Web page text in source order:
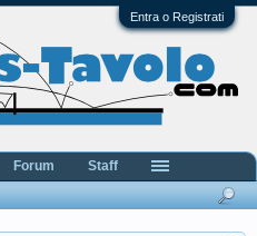
Entra o Registrati
Forum Staff